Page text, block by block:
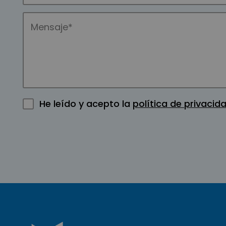
He leído y acepto la política de